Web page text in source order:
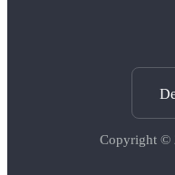
Copyright ©